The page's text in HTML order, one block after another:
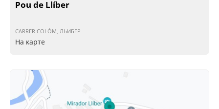
Pou de Llíber
CARRER COLÓM, ЛЬИБЕР
На карте